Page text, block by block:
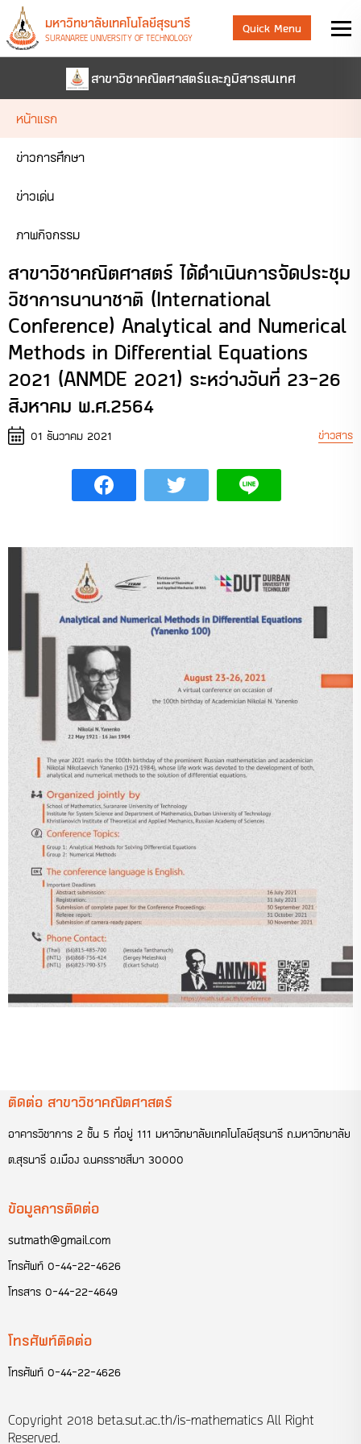
มหาวิทยาลัยเทคโนโลยีสุรนารี
SURANAREE UNIVERSITY OF TECHNOLOGY
Quick Menu
สาขาวิชาคณิตศาสตร์และภูมิสารสนเทศ
หน้าแรก
ข่าวการศึกษา
ข่าวเด่น
ภาพกิจกรรม
สาขาวิชาคณิตศาสตร์ ได้ดำเนินการจัดประชุม
วิชาการนานาชาติ (International
Conference) Analytical and Numerical
Methods in Differential Equations
2021 (ANMDE 2021) ระหว่างวันที่ 23-26
สิงหาคม พ.ศ.2564
01 ธันวาคม 2021 ข่าวสาร
ติดต่อ สาขาวิชาคณิตศาสตร์
อาคารวิชาการ 2 ชั้น 5 ที่อยู่ 111 มหาวิทยาลัยเทคโนโลยีสุรนารี ถ.มหาวิทยาลัย
ต.สุรนารี อ.เมือง จ.นครราชสีมา 30000
ข้อมูลการติดต่อ
sutmath@gmail.com
โทรศัพท์ 0-44-22-4626
โทรสาร 0-44-22-4649
โทรศัพท์ติดต่อ
โทรศัพท์ 0-44-22-4626
Copyright 2018 beta.sut.ac.th/is-mathematics All Right
Reserved.